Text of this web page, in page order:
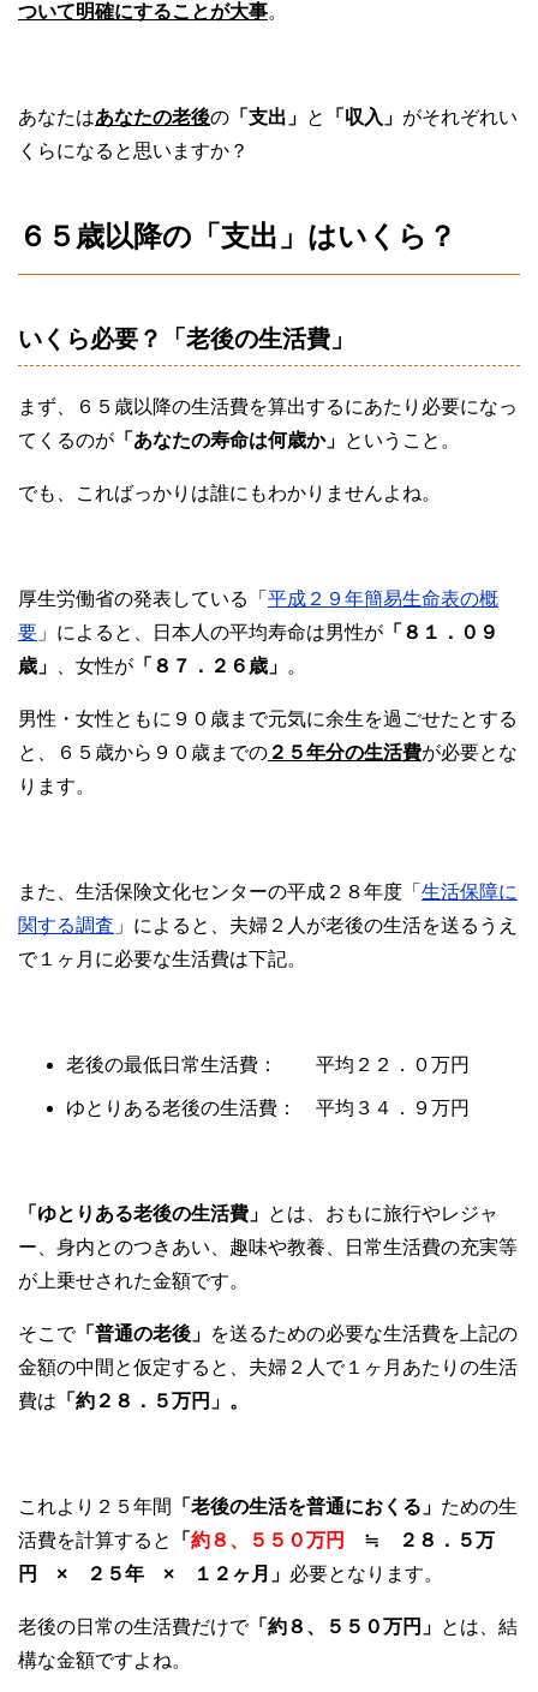
ついて明確にすることが大事。
あなたはあなたの老後の 「支出」 と 「収入」 がそれぞれい
くらになると思いますか？
６５歳以降の「支出」はいくら？
いくら必要？「老後の生活費」
まず、６５歳以降の生活費を算出するにあたり必要になっ
てくるのが 「あなたの寿命は何歳か」 ということ。
でも、こればっかりは誰にもわかりませんよね。
厚生労働省の発表している「 平成２９年簡易生命表の概
要 」によると、日本人の平均寿命は男性が 「８１．０９
歳」
、女性が 「８７．２６歳」 。
男性・女性ともに９０歳まで元気に余生を過ごせたとする
と、６５歳から９０歳までの ２５年分の生活費が必要とな
ります。
また、生活保険文化センターの平成２８年度「 生活保障に
関する調査 」によると、夫婦２人が老後の生活を送るうえ
で１ヶ月に必要な生活費は下記。
老後の最低日常生活費： 平均２２．０万円
ゆとりある老後の生活費： 平均３４．９万円
「ゆとりある老後の生活費」 とは、おもに旅行やレジャ
ー、身内とのつきあい、趣味や教養、日常生活費の充実等
が上乗せされた金額です。
そこで「普通の老後」 を送るための必要な生活費を上記の
金額の中間と仮定すると、夫婦２人で１ヶ月あたりの生活
費は 「約２８．５万円」。
これより２５年間 「老後の生活を普通におくる」 ための生
活費を計算すると
「 約８、５５０万円
≒ ２８．５万
円 × ２５年 × １２ヶ月」 必要となります。
老後の日常の生活費だけで「 約８、５５０万円 」 とは、結
構な金額ですよね。